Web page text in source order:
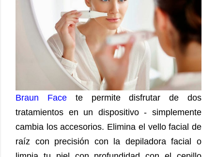
Braun Facete permite disfrutar de dos
tratamientos en un dispositivo - simplemente
cambia los accesorios. Elimina el vello facial de
raíz con precisión con la depiladora facial o